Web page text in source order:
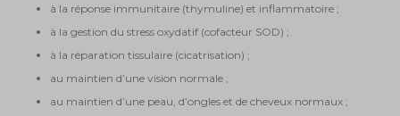
à la réponse immunitaire (thymuline) et inflammatoire ;
à la gestion du stress oxydatif (cofacteur SOD) ;
à la réparation tissulaire (cicatrisation) ;
au maintien d’une vision normale ;
au maintien d’une peau, d’ongles et de cheveux normaux ;